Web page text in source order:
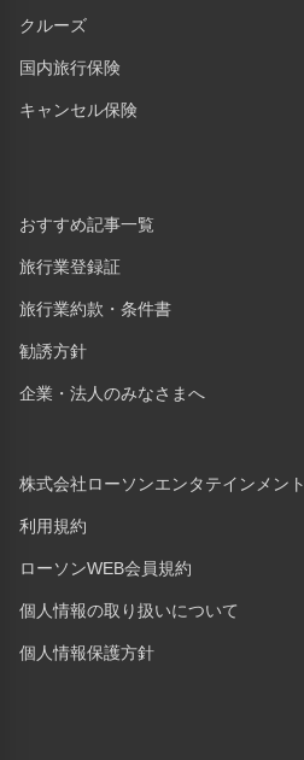
クルーズ
国内旅行保険
キャンセル保険
おすすめ記事一覧
旅行業登録証
旅行業約款・条件書
勧誘方針
企業・法人のみなさまへ
株式会社ローソンエンタテインメント
利用規約
ローソンWEB会員規約
個人情報の取り扱いについて
個人情報保護方針